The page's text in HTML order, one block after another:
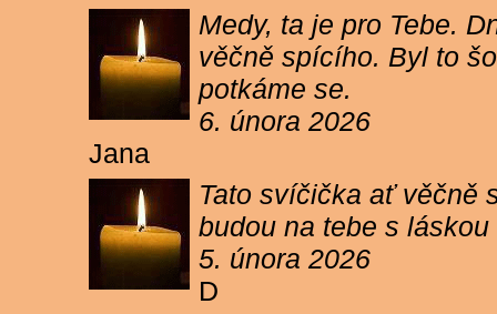
Medy, ta je pro Tebe.
věčně spícího. Byl to
potkáme se.
6. února 2026
Jana
Tato svíčička ať věčně
budou na tebe s
5. února 2026
D